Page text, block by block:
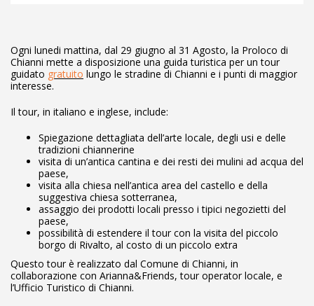
Ogni lunedi mattina, dal 29 giugno al 31 Agosto, la Proloco di
Chianni mette a disposizione una guida turistica per un tour
guidato gratuito lungo le stradine di Chianni e i punti di maggior
interesse.
Il tour, in italiano e inglese, include:
Spiegazione dettagliata dell’arte locale, degli usi e delle
tradizioni chiannerine
visita di un’antica cantina e dei resti dei mulini ad acqua del
paese,
visita alla chiesa nell’antica area del castello e della
suggestiva chiesa sotterranea,
assaggio dei prodotti locali presso i tipici negozietti del
paese,
possibilità di estendere il tour con la visita del piccolo
borgo di Rivalto, al costo di un piccolo extra
Questo tour è realizzato dal Comune di Chianni, in
collaborazione con Arianna&Friends, tour operator locale, e
l’Ufficio Turistico di Chianni.